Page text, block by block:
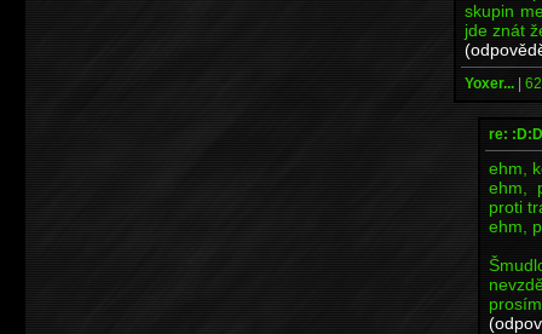
skupin
jde znát
Yoxer... |
re:
ehm,
ehm,
proti
ehm,